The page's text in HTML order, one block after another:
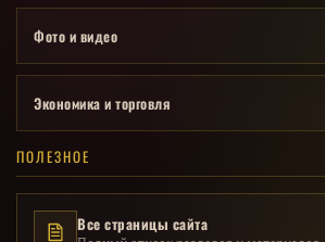
Фото и видео
Экономика и торговля
ПОЛЕЗНОЕ
Все страницы сайта